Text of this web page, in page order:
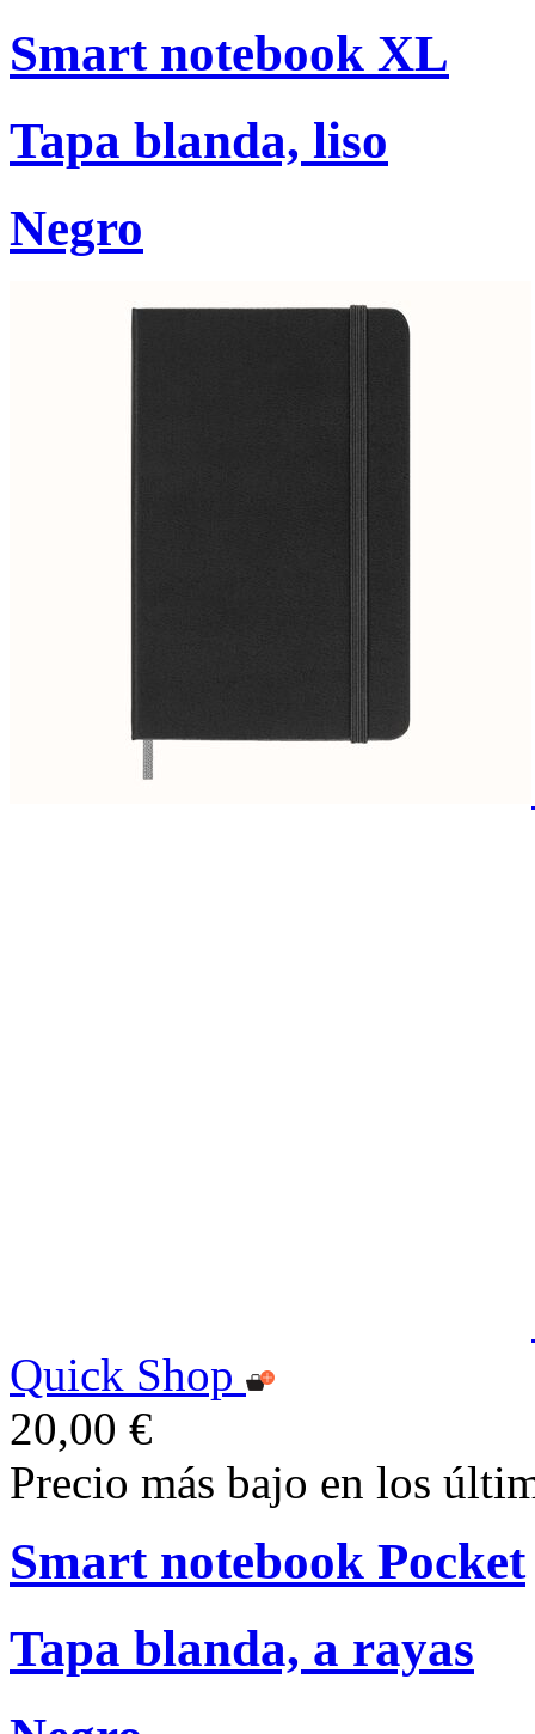
Smart notebook XL
Tapa blanda, liso
Negro
Quick Shop
20,00 €
Precio más bajo en los
Smart notebook Pocket
Tapa blanda, a rayas